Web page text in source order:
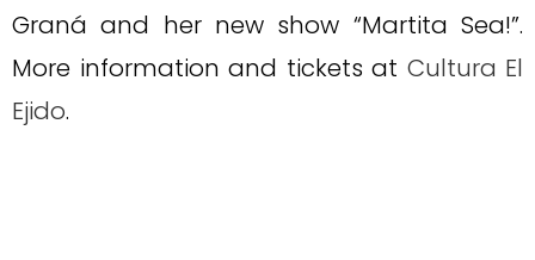
Graná and her new show “Martita Sea!”.
More information and tickets at Cultura El
Ejido.